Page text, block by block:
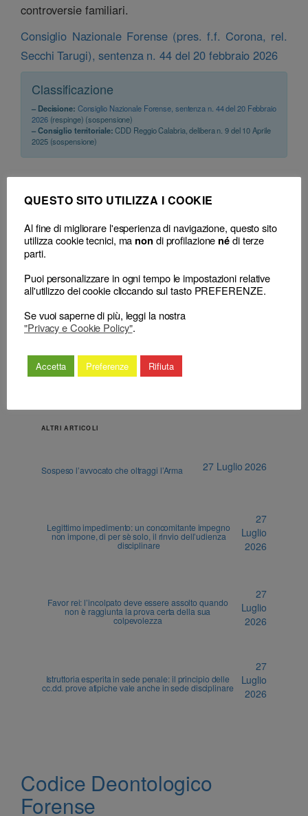
controversie familiari.
Consiglio Nazionale Forense (pres. f.f. Corona, rel.
Secchi Tarugi), sentenza n. 44 del 20 febbraio 2026
Classificazione
– Decisione: Consiglio Nazionale Forense, sentenza n. 44 del 20 Febbraio
2026(respinge) (sospensione)
– Consiglio territoriale:CDD Reggio Calabria, delibera n. 9 del 10 Aprile
2025 (sospensione)
cdf (nuovo) art. 68
← Sigla “p. Avv.”: vietato l’uso di
abbreviazioni equivoche che
professionale posseduto
Il curatore speciale del
minore non può assistere un
controversie familiari
ALTRI ARTICOLI
Sospeso l’avvocato che oltraggi l’Arma 27 Luglio 2026
Legittimo impedimento: un concomitante impegno
non impone, di per sè solo, il rinvio dell’udienza
disciplinare
27
Luglio
2026
Favor rei: l’incolpato deve essere assolto quando
non è raggiunta la prova certa della sua
colpevolezza
27
Luglio
2026
Istruttoria esperita in sede penale: il principio delle
cc.dd. prove atipiche vale anche in sede disciplinare
27
Luglio
2026
Codice Deontologico
Forense
QUESTO SITO UTILIZZA I COOKIE
Al fine di migliorare l'esperienza di navigazione, questo sito
utilizza cookie tecnici, ma non di profilazione nédi terze
parti.
Puoi personalizzare in ogni tempo le impostazioni relative
all'utilizzo dei cookie cliccando sul tasto PREFERENZE.
Se vuoi saperne di più, leggi la nostra
"Privacy e Cookie Policy".
Accetta Preferenze Rifiuta